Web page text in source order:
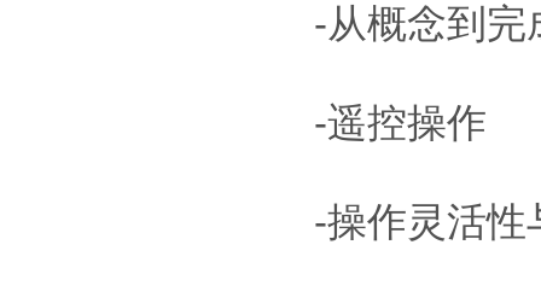
-从概念到完
-遥控操作
-操作灵活性